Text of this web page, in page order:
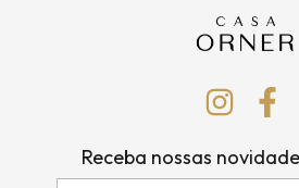
Receba nossas